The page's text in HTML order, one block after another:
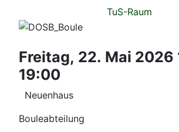
TuS-Raum
Freitag, 22. Mai 2026
19:00
Neuenhaus
Bouleabteilung